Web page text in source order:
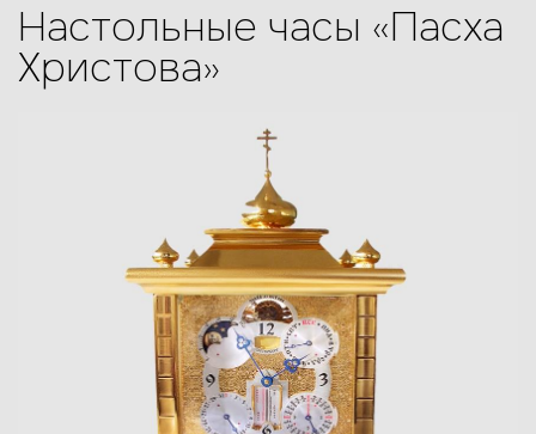
Настольные часы «Пасха
Христова»